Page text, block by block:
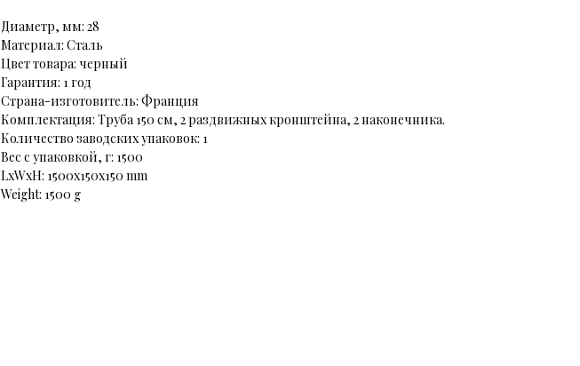
Диаметр, мм: 28
Материал: Сталь
Цвет товара: черный
Гарантия: 1 год
Страна-изготовитель: Франция
Комплектация: Труба 150 см, 2 раздвижных кронштейна, 2 наконечника.
Количество заводских упаковок: 1
Вес с упаковкой, г: 1500
LxWxH: 1500x150x150 mm
Weight: 1500 g